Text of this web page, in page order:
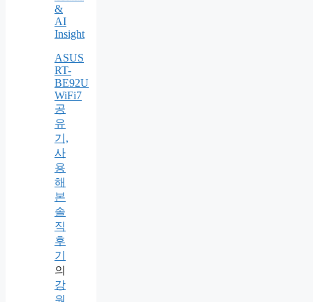
&
AI
Insight
ASUS
RT-
BE92U
WiFi7
공
유
기,
사
용
해
본
솔
직
후
기
의
강
원